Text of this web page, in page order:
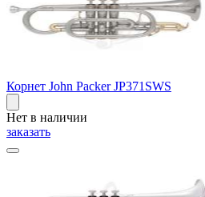
Корнет John Packer JP371SWS
Нет в наличии
заказать